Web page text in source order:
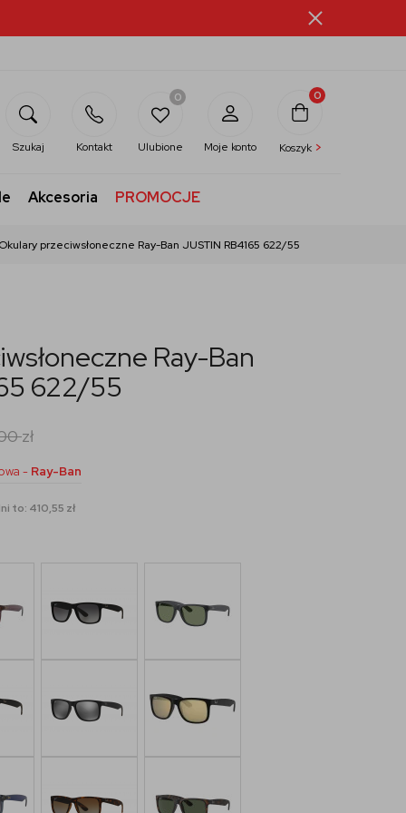
Szukaj Kontakt
0
Ulubione Moje konto
0
Koszyk >
Akcesoria PROMOCJE
przeciwsłoneczne Ray-Ban JUSTIN RB4165 622/55
Ray-Ban
622/55
zł
- Ray-Ban
to: 410,55 zł